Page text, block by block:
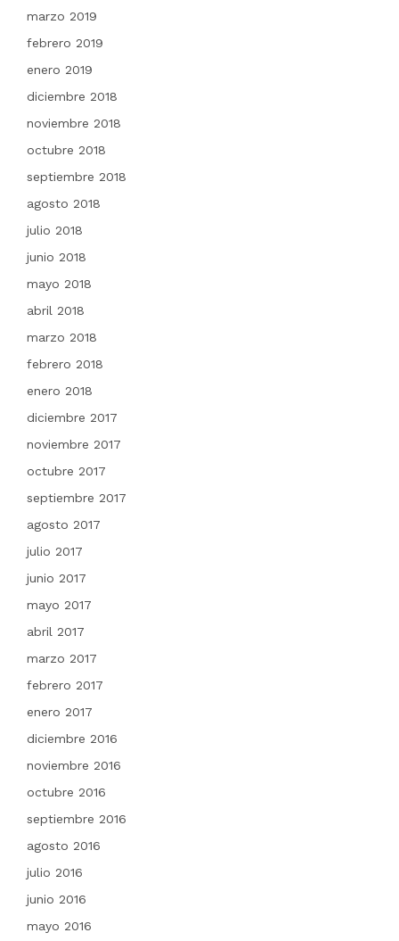
marzo 2019
febrero 2019
enero 2019
diciembre 2018
noviembre 2018
octubre 2018
septiembre 2018
agosto 2018
julio 2018
junio 2018
mayo 2018
abril 2018
marzo 2018
febrero 2018
enero 2018
diciembre 2017
noviembre 2017
octubre 2017
septiembre 2017
agosto 2017
julio 2017
junio 2017
mayo 2017
abril 2017
marzo 2017
febrero 2017
enero 2017
diciembre 2016
noviembre 2016
octubre 2016
septiembre 2016
agosto 2016
julio 2016
junio 2016
mayo 2016